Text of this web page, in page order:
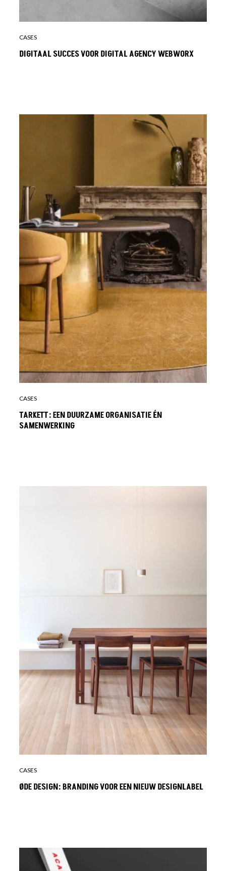
CASES
DIGITAAL SUCCES VOOR DIGITAL AGENCY WEBWORX
CASES
TARKETT: EEN DUURZAME ORGANISATIE ÉN
SAMENWERKING
CASES
ØDE DESIGN: BRANDING VOOR EEN NIEUW DESIGNLABEL